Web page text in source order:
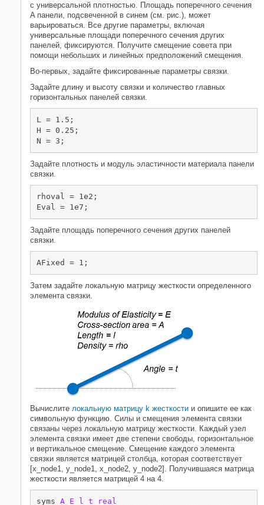
с универсальной плотностью. Площадь поперечного сечения
A панели, подсвеченной в синем (см. рис.), может
варьироваться. Все другие параметры, включая
универсальные площади поперечного сечения других
панелей, фиксируются. Получите смещение совета при
помощи небольших и линейных предположений смещения.
Во-первых, задайте фиксированные параметры связки.
Задайте длину и высоту связки и количество главных
горизонтальных панелей связки.
L = 1.5;
H = 0.25;
N = 3;
Задайте плотность и модуль эластичности материала панели
связки.
rhoval = 1e2;
Eval = 1e7;
Задайте площадь поперечного сечения других панелей
связки.
AFixed = 1;
Затем задайте локальную матрицу жесткости определенного
элемента связки.
Вычислите локальную матрицу k жесткости и опишите ее как
символьную функцию. Силы и смещения элемента связки
связаны через локальную матрицу жесткости. Каждый узел
элемента связки имеет две степени свободы, горизонтальное
и вертикальное смещение. Смещение каждого элемента
связки является матрицей столбца, которая соответствует
[x_node1, y_node1, x_node2, y_node2]. Получившаяся матрица
жесткости является матрицей 4 на 4.
syms A E l t
real